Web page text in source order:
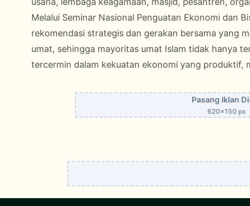
Melalui Seminar Nasional Penguatan Ekonomi dan
rekomendasi strategis dan gerakan bersama yang
umat, sehingga mayoritas umat Islam tidak hanya
tercermin dalam kekuatan ekonomi yang produktif,
Pasang Iklan
620x150 px